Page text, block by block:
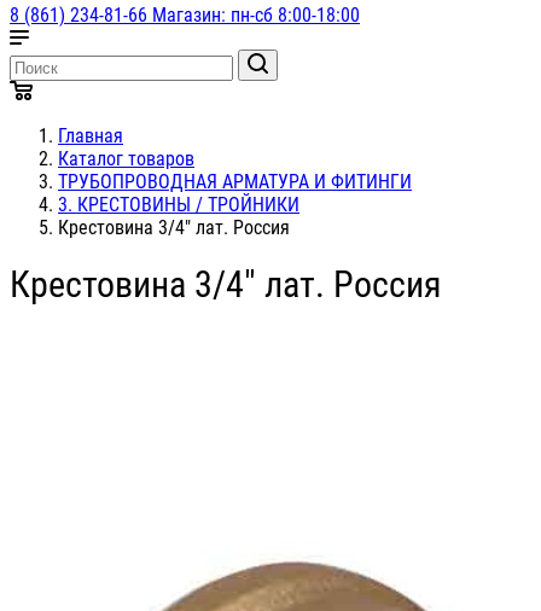
8 (861) 234-81-66 Магазин: пн-сб 8:00-18:00
Главная
Каталог товаров
ТРУБОПРОВОДНАЯ АРМАТУРА И ФИТИНГИ
3. КРЕСТОВИНЫ / ТРОЙНИКИ
Крестовина 3/4" лат. Россия
Крестовина 3/4" лат. Россия